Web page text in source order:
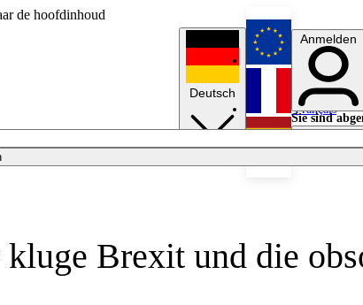
de hoofdinhoud
Deutsch
English
Français
Anmelden
Sie sind
Licht aus
Brexit und die